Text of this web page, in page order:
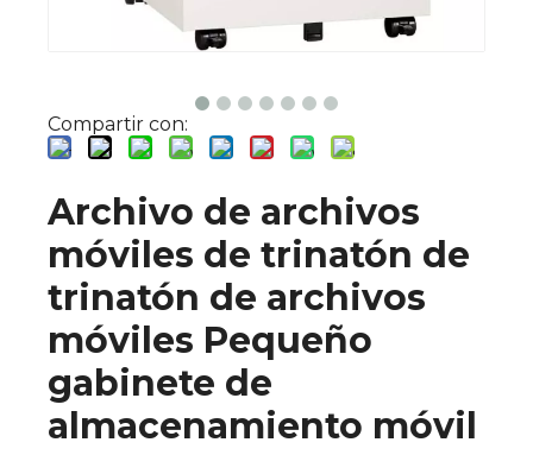
Compartir con:
Archivo de archivos
móviles de trinatón de
trinatón de archivos
móviles Pequeño
gabinete de
almacenamiento móvil